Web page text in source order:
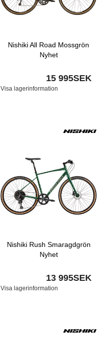
Nishiki All Road Mossgrön
Nyhet
15 995SEK
Visa lagerinformation
Nishiki Rush Smaragdgrön
Nyhet
13 995SEK
Visa lagerinformation